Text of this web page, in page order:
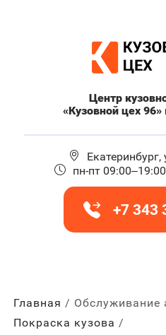
Центр
«Кузовной цех 96»
пн-пт
+7 343
Главная Обслуживание
Покраска кузова